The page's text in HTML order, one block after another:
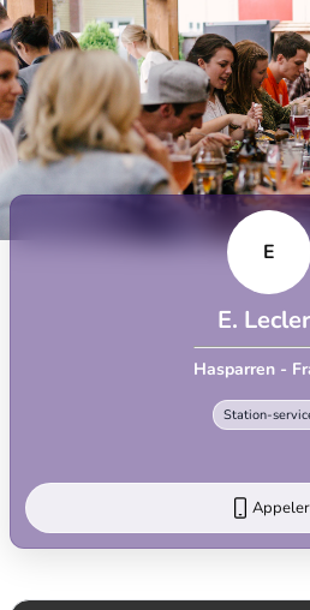
E
E.
Hasparren -
Station-
Appeler